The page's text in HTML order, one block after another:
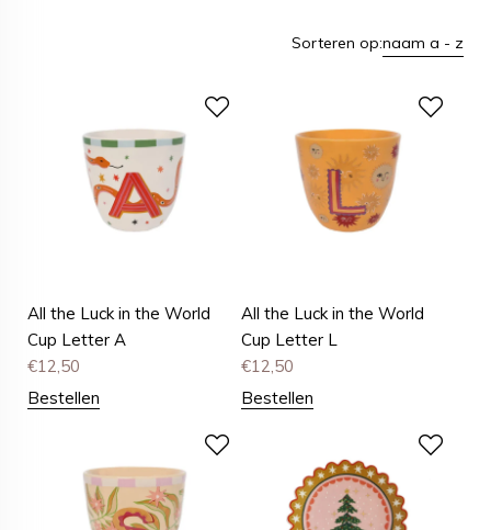
Sorteren op:naam a - z
All the Luck in the World
Cup Letter A
€12,50
Bestellen
All the Luck in the World
Cup Letter L
€12,50
Bestellen